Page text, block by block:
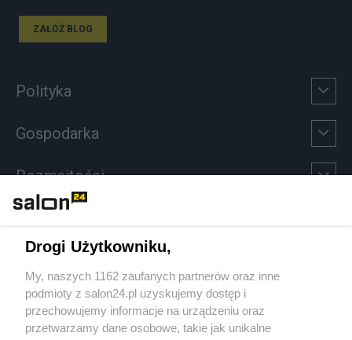
ZAŁÓŻ BLOG
Polityka
Gospodarka
Rozmaitości
Sport
Społeczeństwo
Drogi Użytkowniku,
My, naszych 1162 zaufanych partnerów oraz inne
podmioty z salon24.pl uzyskujemy dostęp i
przechowujemy informacje na urządzeniu oraz
przetwarzamy dane osobowe, takie jak unikalne